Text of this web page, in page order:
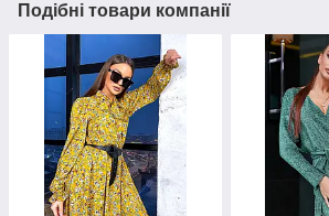
Подібні товари компанії